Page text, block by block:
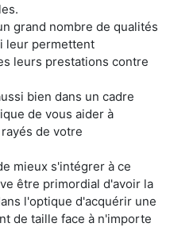
grand nombre de qualités
leur permettent
leurs prestations contre
bien dans un cadre
de vous aider à
de votre
mieux s'intégrer à ce
être primordial d'avoir la
l'optique d'acquérir une
de taille face à n'importe